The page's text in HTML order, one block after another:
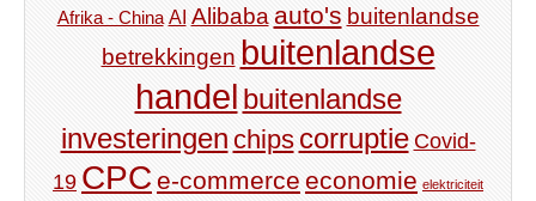
Afrika - China AI Alibaba auto's buitenlandse
betrekkingen buitenlandse
handel buitenlandse
investeringen chips corruptie Covid-
19 CPC e-commerce economie elektriciteit